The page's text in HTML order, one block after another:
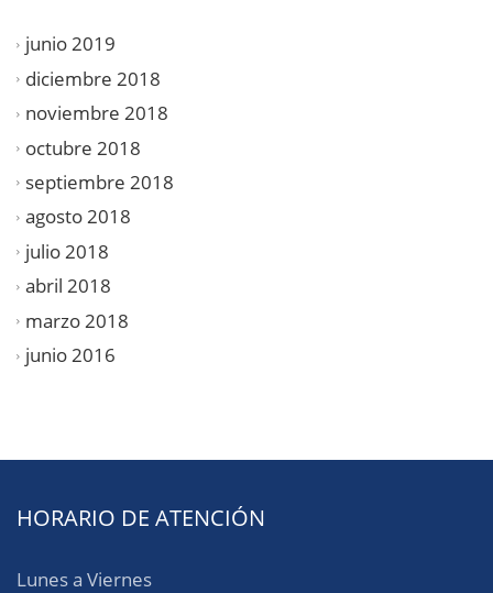
junio 2019
diciembre 2018
noviembre 2018
octubre 2018
septiembre 2018
agosto 2018
julio 2018
abril 2018
marzo 2018
junio 2016
HORARIO DE ATENCIÓN
Lunes a Viernes